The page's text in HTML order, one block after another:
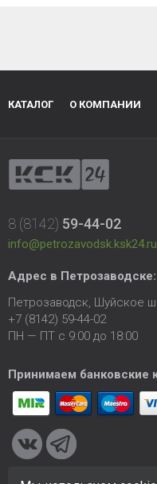
КАТАЛОГ О КОМПАНИИ
8 (8142) 59-44-02
info@petrozavodsk.ksk24.ru
Адрес в Петрозаводске:
Петрозаводск, Шуйское
+7 (8142) 59-44-02
ПН — ПТ с 9:00 до 18:00
Принимаем банковские